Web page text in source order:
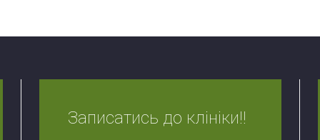
Записатись до клініки!!